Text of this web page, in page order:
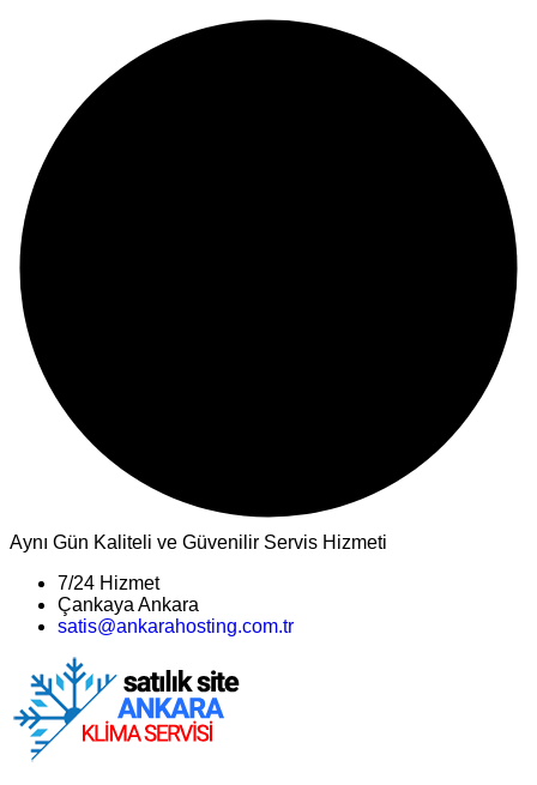
Aynı Gün Kaliteli ve Güvenilir Servis Hizmeti
7/24 Hizmet
Çankaya Ankara
satis@ankarahosting.com.tr